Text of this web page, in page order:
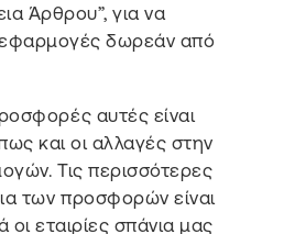
Άρθρου”, για να
εφαρμογές δωρεάν από
αυτές είναι
και οι αλλαγές στην
Τις περισσότερες
των προσφορών είναι
οι εταιρίες σπάνια μας